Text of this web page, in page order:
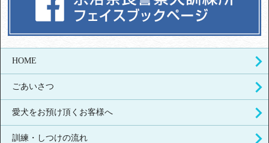
HOME
ごあいさつ
愛犬をお預け頂くお客様へ
訓練・しつけの流れ